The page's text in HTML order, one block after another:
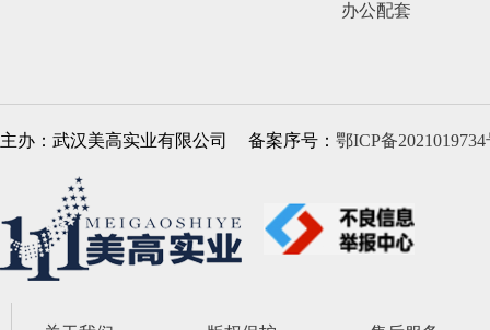
办公配套
主办：武汉美高实业有限公司 备案序号： 鄂ICP备2021019734